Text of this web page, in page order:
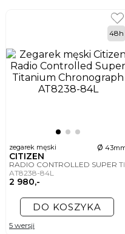
zegarek męski ø
CITIZEN
RADIO CONTROLLED SUPER
AT8238-84L
2 980,-
48h
DO KOSZYKA
5 wersji